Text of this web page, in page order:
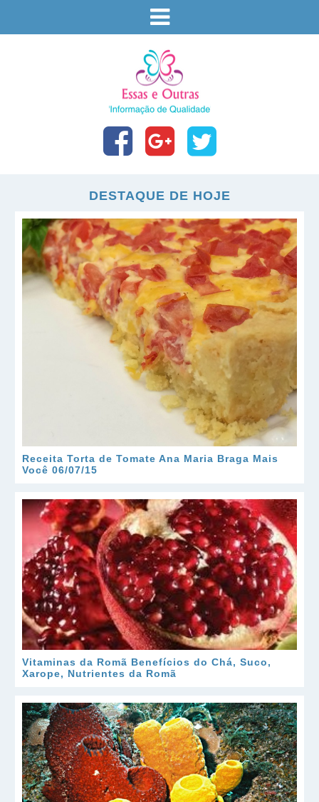
DESTAQUE DE HOJE
Receita Torta de Tomate Ana Maria Braga Mais
Você 06/07/15
Vitaminas da Romã Benefícios do Chá, Suco,
Xarope, Nutrientes da Romã